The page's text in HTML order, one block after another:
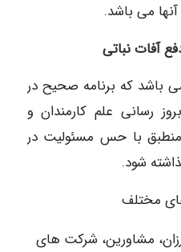
می باشد.
آفات نباتی
باشد که برنامه صحیح در
رسانی علم کارمندان و
منطبق با حس مسئولیت در
شود.
مختلف
مشاورین، شرکت های